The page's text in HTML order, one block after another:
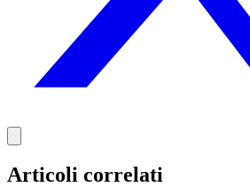
Articoli correlati